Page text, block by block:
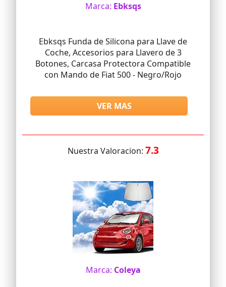
Marca: Ebksqs
Ebksqs Funda de Silicona para Llave de
Coche, Accesorios para Llavero de 3
Botones, Carcasa Protectora Compatible
con Mando de Fiat 500 - Negro/Rojo
VER MAS
Nuestra Valoracion: 7.3
Marca: Coleya